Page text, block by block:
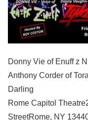
Donny Vie of Enuff z
Anthony Corder of
Darling
Rome Capitol
StreetRome, NY